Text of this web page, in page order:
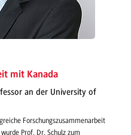
mit Kanada
an der University of
Forschungszusammenarbeit
Prof. Dr. Schulz zum